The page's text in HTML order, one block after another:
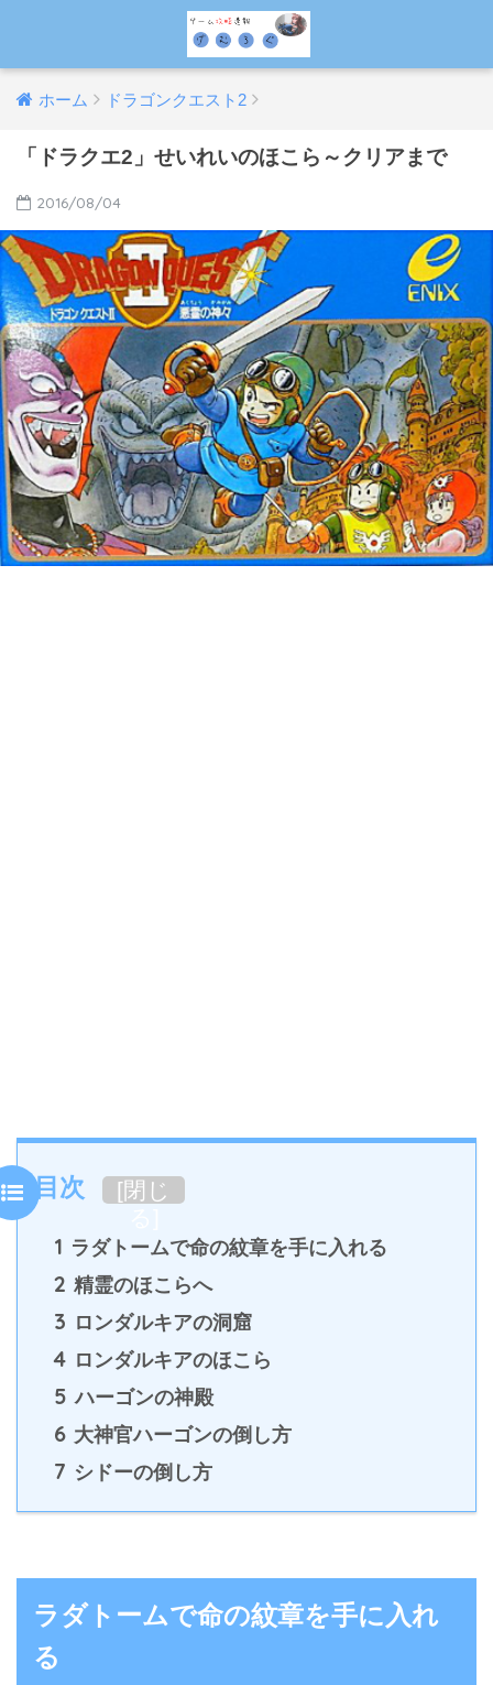
ホーム ドラゴンクエスト2
「ドラクエ2」せいれいのほこら～クリアまで
2016/08/04
目次 [閉じ
1 ラダトームで命の紋章を手に入れる
2 精霊のほこらへ
3 ロンダルキアの洞窟
4 ロンダルキアのほこら
5 ハーゴンの神殿
6 大神官ハーゴンの倒し方
7 シドーの倒し方
ラダトームで命の紋章を手に入れ
る